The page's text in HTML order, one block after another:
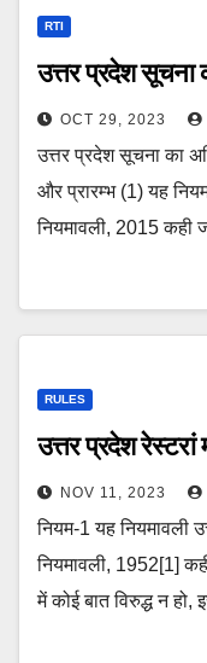
RTI
उत्तर प्रदेश सूचना
OCT 29, 2023
उत्तर प्रदेश सूचना का
और प्रारम्भ (1) यह
नियमावली, 2015 कही
RULES
उत्तर प्रदेश रेस्टरां
NOV 11, 2023
नियम-1 यह नियमावली
नियमावली, 1952[1]
में कोई बात विरुद्ध न